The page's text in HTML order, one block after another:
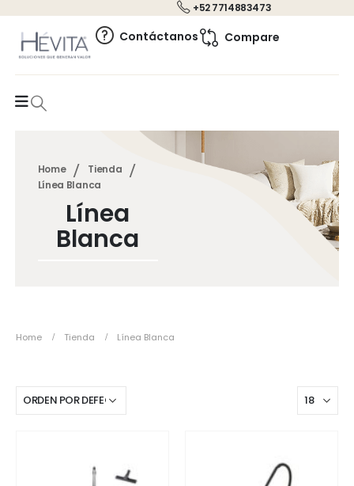
+52 7714883473
Contáctanos Compare
Home
Tienda
Línea Blanca
Línea
Blanca
Home Tienda Línea Blanca